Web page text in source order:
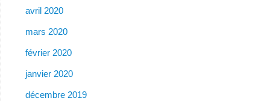
avril 2020
mars 2020
février 2020
janvier 2020
décembre 2019